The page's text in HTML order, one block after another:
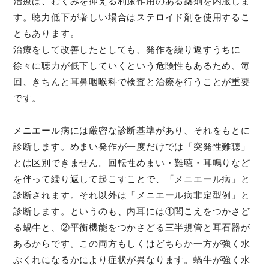
す。聴力低下が著しい場合はステロイド剤を使用するこ
ともあります。
治療をして改善したとしても、発作を繰り返すうちに
徐々に聴力が低下していくという危険性もあるため、毎
回、きちんと耳鼻咽喉科で検査と治療を行うことが重要
です。
メニエール病には厳密な診断基準があり、それをもとに
診断します。めまい発作が一度だけでは「突発性難聴」
とは区別できません。回転性めまい・難聴・耳鳴りなど
を伴って繰り返して起こすことで、「メニエール病」と
診断されます。それ以外は「メニエール病非定型例」と
診断します。というのも、内耳には①聞こえをつかさど
る蝸牛と、②平衡機能をつかさどる三半規管と耳石器が
あるからです。この両方もしくはどちらか一方が強く水
ぶくれになるかにより症状が異なります。蝸牛が強く水